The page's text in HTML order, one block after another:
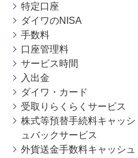
特定口座
ダイワのNISA
手数料
口座管理料
サービス時間
入出金
ダイワ・カード
受取りらくらくサービス
株式等預替手続料キャッシ
ュバックサービス
外貨送金手数料キャッシュ